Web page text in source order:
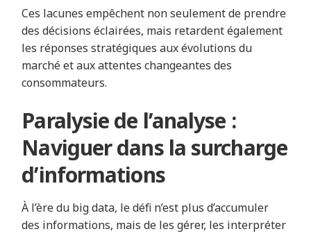
Ces lacunes empêchent non seulement de prendre
des décisions éclairées, mais retardent également
les réponses stratégiques aux évolutions du
marché et aux attentes changeantes des
consommateurs.
Paralysie de l’analyse :
Naviguer dans la surcharge
d’informations
À l’ère du big data, le défi n’est plus d’accumuler
des informations, mais de les gérer, les interpréter